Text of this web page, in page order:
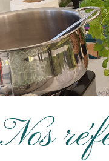
Nos